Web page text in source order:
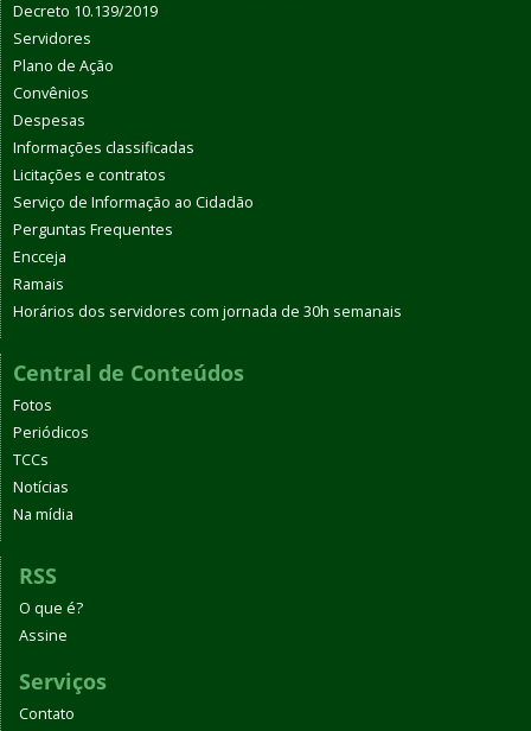
Decreto 10.139/2019
Servidores
Plano de Ação
Convênios
Despesas
Informações classificadas
Licitações e contratos
Serviço de Informação ao Cidadão
Perguntas Frequentes
Encceja
Ramais
Horários dos servidores com jornada de 30h semanais
Central de Conteúdos
Fotos
Periódicos
TCCs
Notícias
Na mídia
RSS
O que é?
Assine
Serviços
Contato